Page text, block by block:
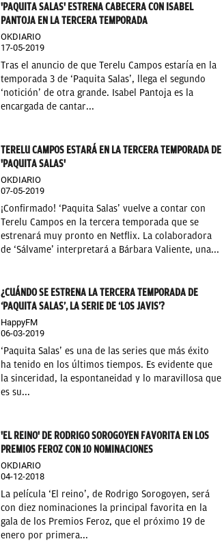
'PAQUITA SALAS' ESTRENA CABECERA CON ISABEL
PANTOJA EN LA TERCERA TEMPORADA
OKDIARIO
17-05-2019
Tras el anuncio de que Terelu Campos estaría en la
temporada 3 de ‘Paquita Salas’, llega el segundo
‘notición’ de otra grande. Isabel Pantoja es la
encargada de cantar...
TERELU CAMPOS ESTARÁ EN LA TERCERA TEMPORADA DE
'PAQUITA SALAS'
OKDIARIO
07-05-2019
¡Confirmado! ‘Paquita Salas’ vuelve a contar con
Terelu Campos en la tercera temporada que se
estrenará muy pronto en Netflix. La colaboradora
de ‘Sálvame’ interpretará a Bárbara Valiente, una...
¿CUÁNDO SE ESTRENA LA TERCERA TEMPORADA DE
‘PAQUITA SALAS’, LA SERIE DE ‘LOS JAVIS’?
HappyFM
06-03-2019
‘Paquita Salas’ es una de las series que más éxito
ha tenido en los últimos tiempos. Es evidente que
la sinceridad, la espontaneidad y lo maravillosa que
es su...
'EL REINO' DE RODRIGO SOROGOYEN FAVORITA EN LOS
PREMIOS FEROZ CON 10 NOMINACIONES
OKDIARIO
04-12-2018
La película ‘El reino’, de Rodrigo Sorogoyen, será
con diez nominaciones la principal favorita en la
gala de los Premios Feroz, que el próximo 19 de
enero por primera...